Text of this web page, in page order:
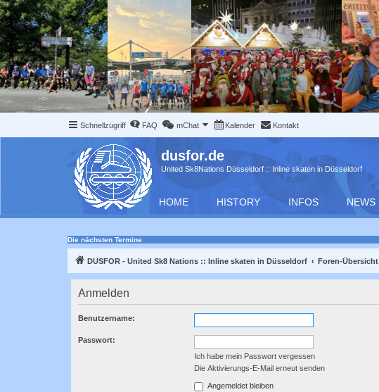
Schnellzugriff FAQ mChat Kalender Kontakt
dusfor.de
United Sk8Nations Düsseldorf :: Inline skaten in Düsseldorf
HOME HISTORY INFOS NEWS
Die nächsten Termine
DUSFOR - United Sk8 Nations :: Inline skaten in Düsseldorf Foren-Übersicht
Anmelden
Benutzername:
Passwort:
Ich habe mein Passwort vergessen
Die Aktivierungs-E-Mail erneut senden
Angemeldet bleiben